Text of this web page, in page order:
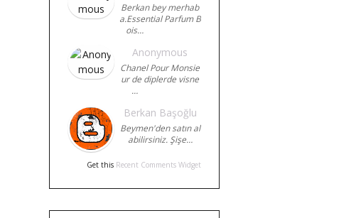
Berkan bey merhab
a.Essential Parfum B
ois…
Anonymous
Chanel Pour Monsie
ur de diplerde visne
…
Berkan Başoğlu
Beymen'den satın al
abilirsiniz. Şişe…
Get this Recent Comments Widget